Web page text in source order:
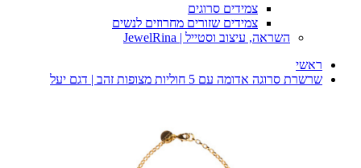
צמידים סרוגים
צמידים שזורים מחרוזים לנשים
השראה, עיצוב וסטייל | JewelRina
ראשי
שרשרת סרוגה אדומה עם 5 חוליות מצופות זהב | דגם יעל